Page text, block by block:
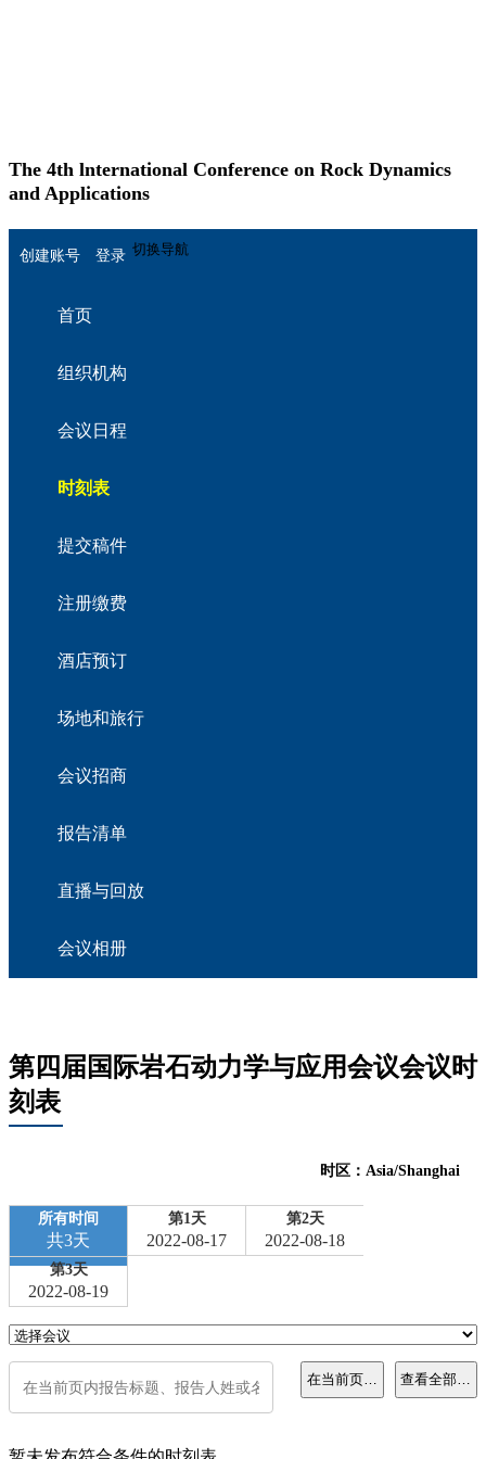
The 4th lnternational Conference on Rock Dynamics
and Applications
切换导航
创建账号 登录
首页
组织机构
会议日程
时刻表
提交稿件
注册缴费
酒店预订
场地和旅行
会议招商
报告清单
直播与回放
会议相册
第四届国际岩石动力学与应用会议会议时
刻表
时区：Asia/Shanghai
所有时间
共3天
第1天
2022-08-17
第2天
2022-08-18
第3天
2022-08-19
在当前页内搜索查看全部报告